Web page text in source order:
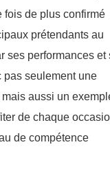
fois de plus confirmé
prétendants au
ses performances et
pas seulement une
aussi un
de chaque
de compétence